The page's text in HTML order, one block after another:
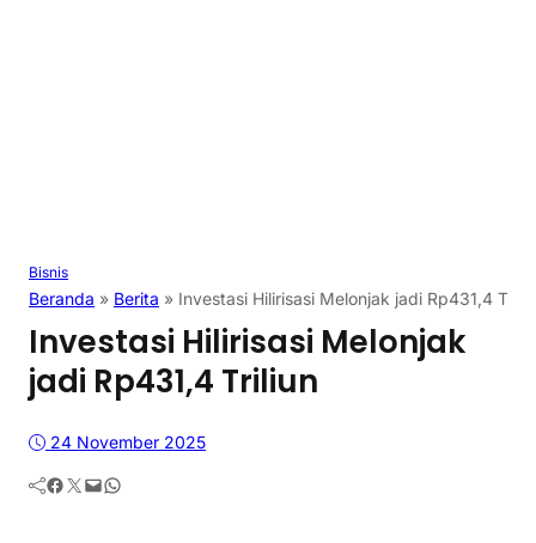
Bisnis
Beranda » Berita » Investasi Hilirisasi Melonjak jadi Rp431,4
Investasi Hilirisasi Melonjak
jadi Rp431,4 Triliun
24 November 2025
Facebook Twitter Mail WhatsApp